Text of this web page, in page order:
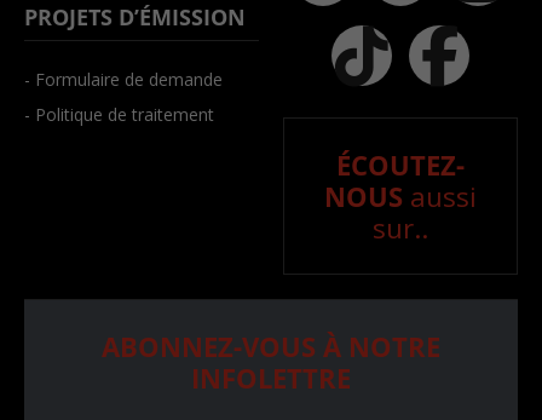
PROJETS D’ÉMISSION
- Formulaire de demande
- Politique de traitement
ÉCOUTEZ-
NOUS aussi
sur..
ABONNEZ-VOUS À NOTRE
INFOLETTRE